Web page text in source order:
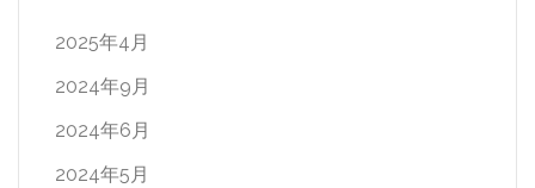
2025年4月
2024年9月
2024年6月
2024年5月